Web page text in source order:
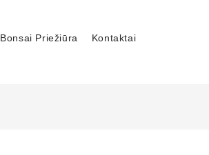
Bonsai Priežiūra Kontaktai